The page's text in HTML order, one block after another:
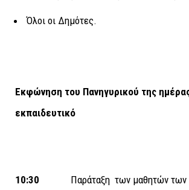
Όλοι οι Δημότες.
Εκφώνηση του Πανηγυρικού της
εκπαιδευτικό
10:30 Παράταξη των μαθητών των